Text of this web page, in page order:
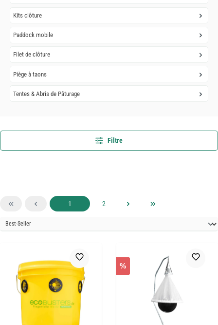
Kits clôture
Paddock mobile
Filet de clôture
Piège à taons
Tentes & Abris de Pâturage
Filtre
Page
1 Page
2
%